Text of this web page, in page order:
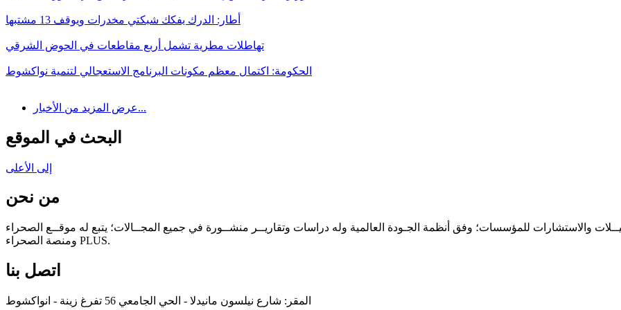
أطار: الدرك يفكك شبكتي مخدرات ويوقف 13 مشتبها
تهاطلات مطرية تشمل أربع مقاطعات في الحوض الشرقي
الحكومة: اكتمال معظم مكونات البرنامج الاستعجالي لتنمية نواكشوط
عرض المزيد من الأخبار...
البحث في الموقع
إلى الأعلى
من نحن
والاستشارات للمؤسسات؛ وفق أنظمة الجـودة العالمية وله دراسات وتقاريــر منشــورة في جميع المجــالات؛ يتبع له موقــع الصحراء
ومنصة الصحراء PLUS.
اتصل بنا